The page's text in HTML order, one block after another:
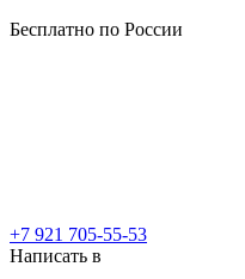
Бесплатно по России
+7 921 705-55-53
Написать в